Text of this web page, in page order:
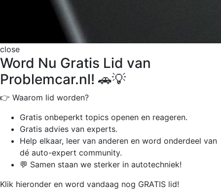
close
Word Nu Gratis Lid van
Problemcar.nl! 🚗💡
👉 Waarom lid worden?
Gratis onbeperkt topics openen en reageren.
Gratis advies van experts.
Help elkaar, leer van anderen en word onderdeel van
dé auto-expert community.
💬 Samen staan we sterker in autotechniek!
Klik hieronder en word vandaag nog GRATIS lid!